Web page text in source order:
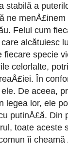
stabilă a
ne
Felul cum
alcătuiesc
specie
celorlalte,
În
De aceea,
legea lor, ele
putinÅ£ă. Din
toate aceste
îi